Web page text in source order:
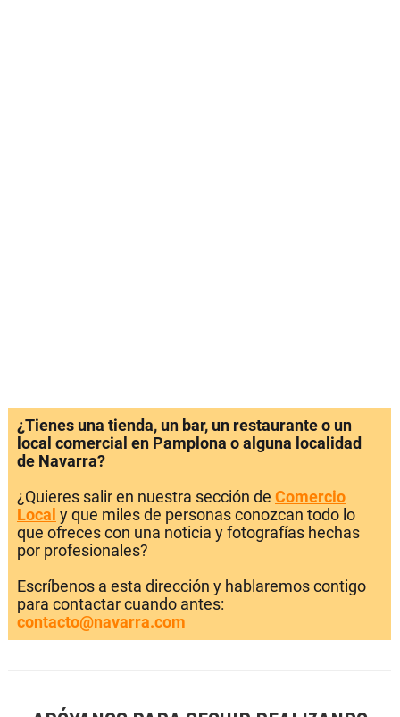
¿Tienes una tienda, un bar, un restaurante o un
local comercial en Pamplona o alguna localidad
de Navarra?
¿Quieres salir en nuestra sección de Comercio
Local y que miles de personas conozcan todo lo
que ofreces con una noticia y fotografías hechas
por profesionales?
Escríbenos a esta dirección y hablaremos contigo
para contactar cuando antes:
contacto@navarra.com